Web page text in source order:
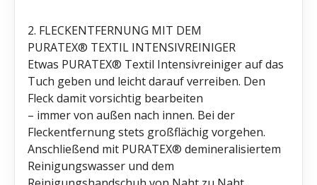
2. FLECKENTFERNUNG MIT DEM
PURATEX® TEXTIL INTENSIVREINIGER
Etwas PURATEX® Textil Intensivreiniger auf das
Tuch geben und leicht darauf verreiben. Den
Fleck damit vorsichtig bearbeiten
– immer von außen nach innen. Bei der
Fleckentfernung stets großflächig vorgehen.
Anschließend mit PURATEX® demineralisiertem
Reinigungswasser und dem